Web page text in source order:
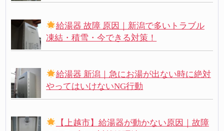
給湯器 故障 原因｜新潟で多いトラブル
凍結・積雪・今できる対策！
給湯器 新潟｜急にお湯が出ない時に絶対
やってはいけないNG行動
【上越市】給湯器が動かない原因｜故障